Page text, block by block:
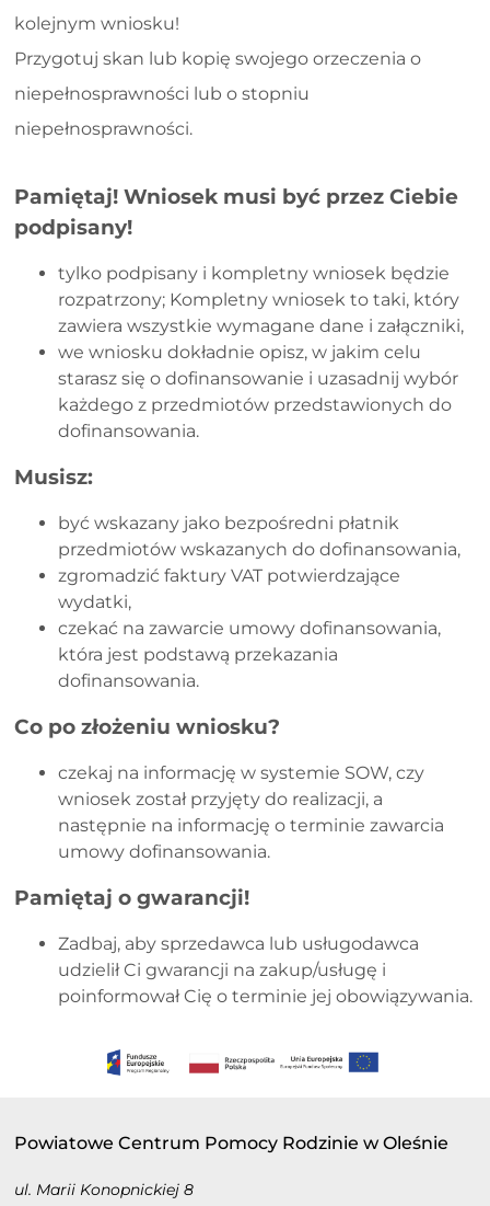
kolejnym wniosku!
Przygotuj skan lub kopię swojego orzeczenia o
niepełnosprawności lub o stopniu
niepełnosprawności.
Pamiętaj! Wniosek musi być przez Ciebie
podpisany!
tylko podpisany i kompletny wniosek będzie
rozpatrzony; Kompletny wniosek to taki, który
zawiera wszystkie wymagane dane i załączniki,
we wniosku dokładnie opisz, w jakim celu
starasz się o dofinansowanie i uzasadnij wybór
każdego z przedmiotów przedstawionych do
dofinansowania.
Musisz:
być wskazany jako bezpośredni płatnik
przedmiotów wskazanych do dofinansowania,
zgromadzić faktury VAT potwierdzające
wydatki,
czekać na zawarcie umowy dofinansowania,
która jest podstawą przekazania
dofinansowania.
Co po złożeniu wniosku?
czekaj na informację w systemie SOW, czy
wniosek został przyjęty do realizacji, a
następnie na informację o terminie zawarcia
umowy dofinansowania.
Pamiętaj o gwarancji!
Zadbaj, aby sprzedawca lub usługodawca
udzielił Ci gwarancji na zakup/usługę i
poinformował Cię o terminie jej obowiązywania.
Powiatowe Centrum Pomocy Rodzinie w Oleśnie
ul. Marii Konopnickiej 8